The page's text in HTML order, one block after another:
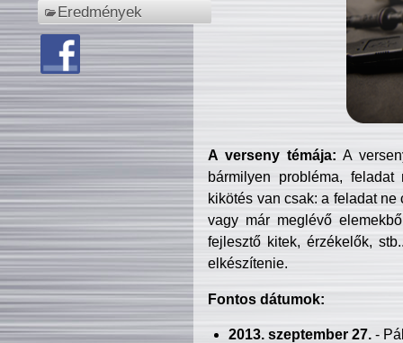
Eredmények
A verseny témája: A
bármilyen probléma, feladat
kikötés van csak: a feladat
vagy már meglévő
fejlesztő kitek, érzékelők,
elkészítenie.
Fontos dátumok:
2013. szeptember 27.-